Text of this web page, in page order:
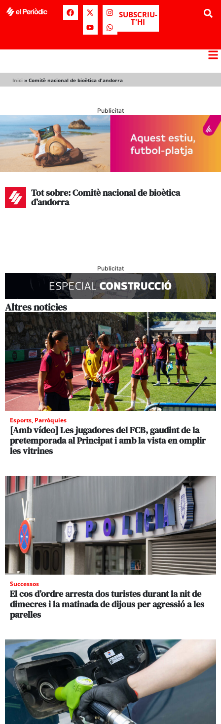
SUBSCRIU-
T'HI
Inici » Comitè nacional de bioètica d'andorra
Publicitat
Tot sobre: Comitè nacional de bioètica
d’andorra
Publicitat
Altres noticies
Esports, Parròquies
[Amb vídeo] Les jugadores del FCB, gaudint de la
pretemporada al Principat i amb la vista en omplir
les vitrines
Successos
El cos d’ordre arresta dos turistes durant la nit de
dimecres i la matinada de dijous per agressió a les
parelles